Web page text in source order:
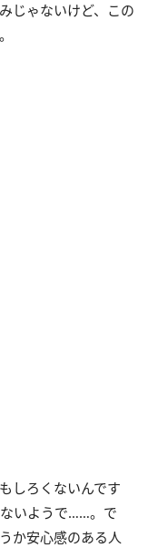
じゃないけど、この
しろくないんです
いようで……。で
か安心感のある人